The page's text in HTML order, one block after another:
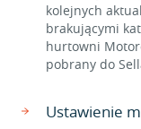
kolejnych
brakującymi
hurtowni
pobrany do
Ustawienie